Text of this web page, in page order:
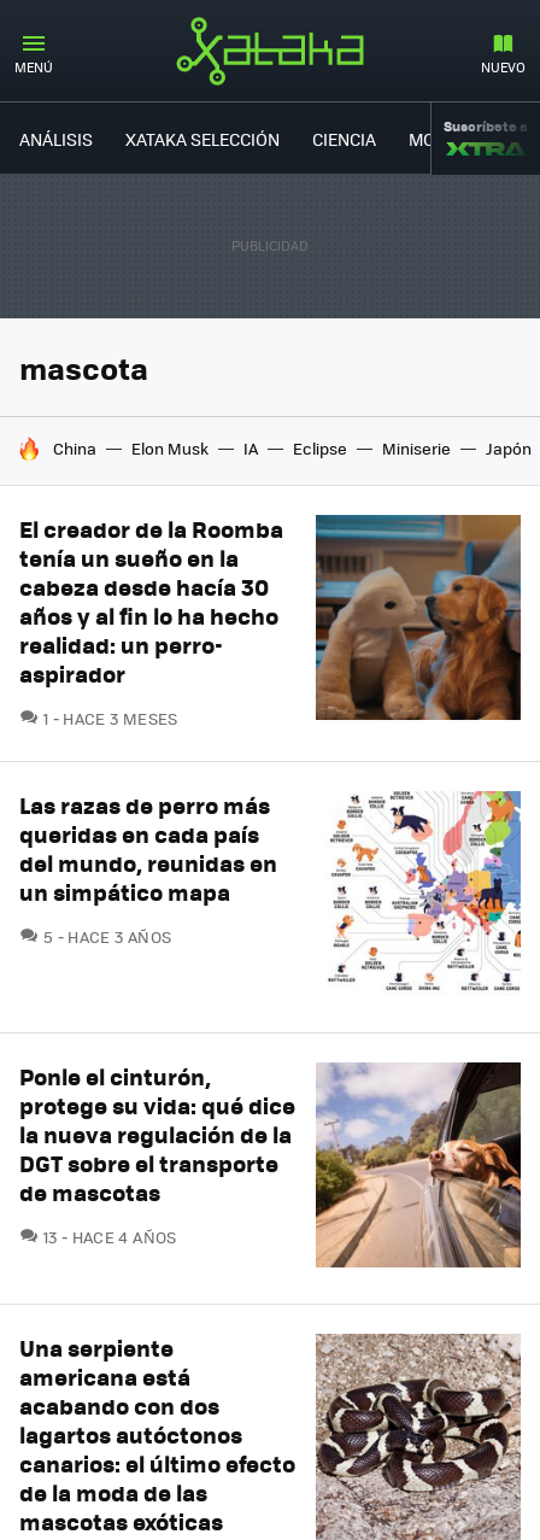
MENÚ NUEVO
ANÁLISIS XATAKA SELECCIÓN CIENCIA MOVILIDAD
Suscríbete a
mascota
HOY SE HABLA DE
China Elon Musk IA Eclipse Miniserie Japón
El creador de la Roomba
tenía un sueño en la
cabeza desde hacía 30
años y al fin lo ha hecho
realidad: un perro-
aspirador
1 COMENTARIOS
HACE 3 MESES
Las razas de perro más
queridas en cada país
del mundo, reunidas en
un simpático mapa
5 COMENTARIOS
HACE 3 AÑOS
Ponle el cinturón,
protege su vida: qué dice
la nueva regulación de la
DGT sobre el transporte
de mascotas
13 COMENTARIOS
HACE 4 AÑOS
Una serpiente
americana está
acabando con dos
lagartos autóctonos
canarios: el último efecto
de la moda de las
mascotas exóticas